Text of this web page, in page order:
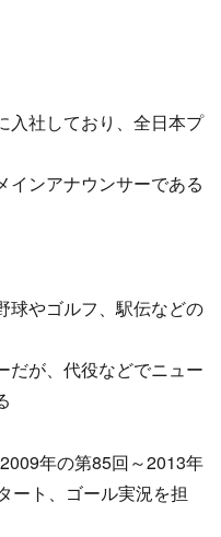
入社しており、全日本プ
インアナウンサーである
球やゴルフ、駅伝などの
だが、代役などでニュー
年の第85回～2013年
ート、ゴール実況を担